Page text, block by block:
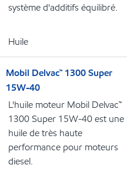
système d'additifs équilibré.
Huile
Mobil Delvac™ 1300 Super
15W-40
L'huile moteur Mobil Delvac™
1300 Super 15W-40 est une
huile de très haute
performance pour moteurs
diesel.